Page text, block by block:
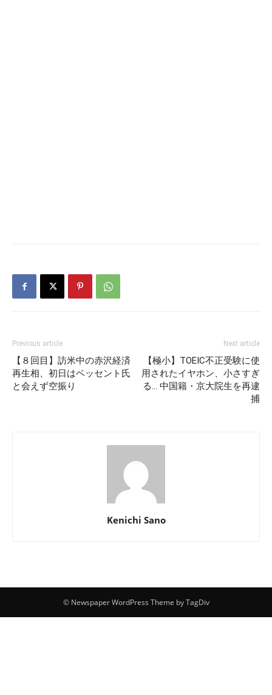
Previous article
【８回目】訪米中の赤沢経済
再生相、初日はベッセント氏
と会えず空振り
Next article
【極小】TOEIC不正受験に使
用されたイヤホン、小さすぎ
る… 中国籍・京大院生を再逮
捕
Kenichi Sano
© Newspaper WordPress Theme by TagDiv